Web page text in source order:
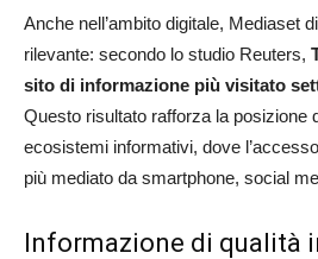
Anche nell’ambito digitale, Mediaset
rilevante: secondo lo studio Reuters,
sito di informazione più visitato
Questo risultato rafforza la posizione
ecosistemi informativi, dove
più mediato da smartphone, social
Informazione di qualità